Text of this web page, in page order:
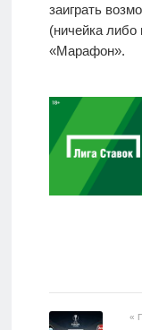
заиграть
(ничейка либо
«Марафон».
«